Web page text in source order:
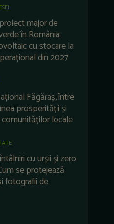
major de
în România:
cu stocare la
din 2027
Făgăraș, între
prosperității și
locale
cu urșii și zero
se protejează
fotografii de